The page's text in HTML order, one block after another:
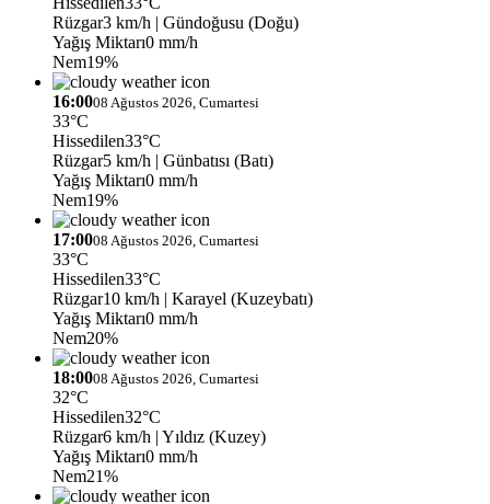
Rüzgar3 km/h | Gündoğusu (Doğu)
Yağış Miktarı0 mm/h
Nem19%
16:0008 Ağustos 2026, Cumartesi
33°C
Hissedilen33°C
Rüzgar5 km/h | Günbatısı (Batı)
Yağış Miktarı0 mm/h
Nem19%
17:0008 Ağustos 2026, Cumartesi
33°C
Hissedilen33°C
Rüzgar10 km/h | Karayel (Kuzeybatı)
Yağış Miktarı0 mm/h
Nem20%
18:0008 Ağustos 2026, Cumartesi
32°C
Hissedilen32°C
Rüzgar6 km/h | Yıldız (Kuzey)
Yağış Miktarı0 mm/h
Nem21%